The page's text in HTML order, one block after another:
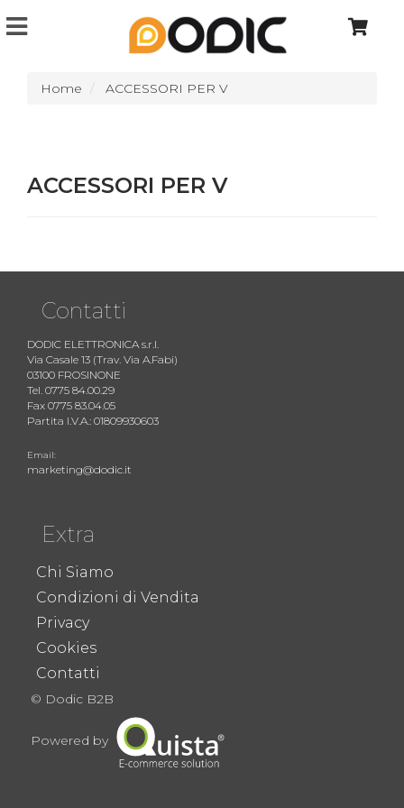
Home ACCESSORI PER V
ACCESSORI PER V
Contatti
DODIC ELETTRONICA s.r.l.
Via Casale 13 (Trav. Via A.Fabi)
03100 FROSINONE
Tel. 0775 84.00.29
Fax 0775 83.04.05
Partita I.V.A.: 01809930603
Email:
marketing@dodic.it
Extra
Chi Siamo
Condizioni di Vendita
Privacy
Cookies
Contatti
© Dodic B2B
Powered by